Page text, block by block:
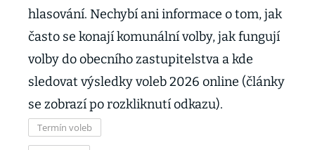
hlasování. Nechybí ani informace o tom, jak
často se konají komunální volby, jak fungují
volby do obecního zastupitelstva a kde
sledovat výsledky voleb 2026 online (články
se zobrazí po rozkliknutí odkazu).
Termín voleb